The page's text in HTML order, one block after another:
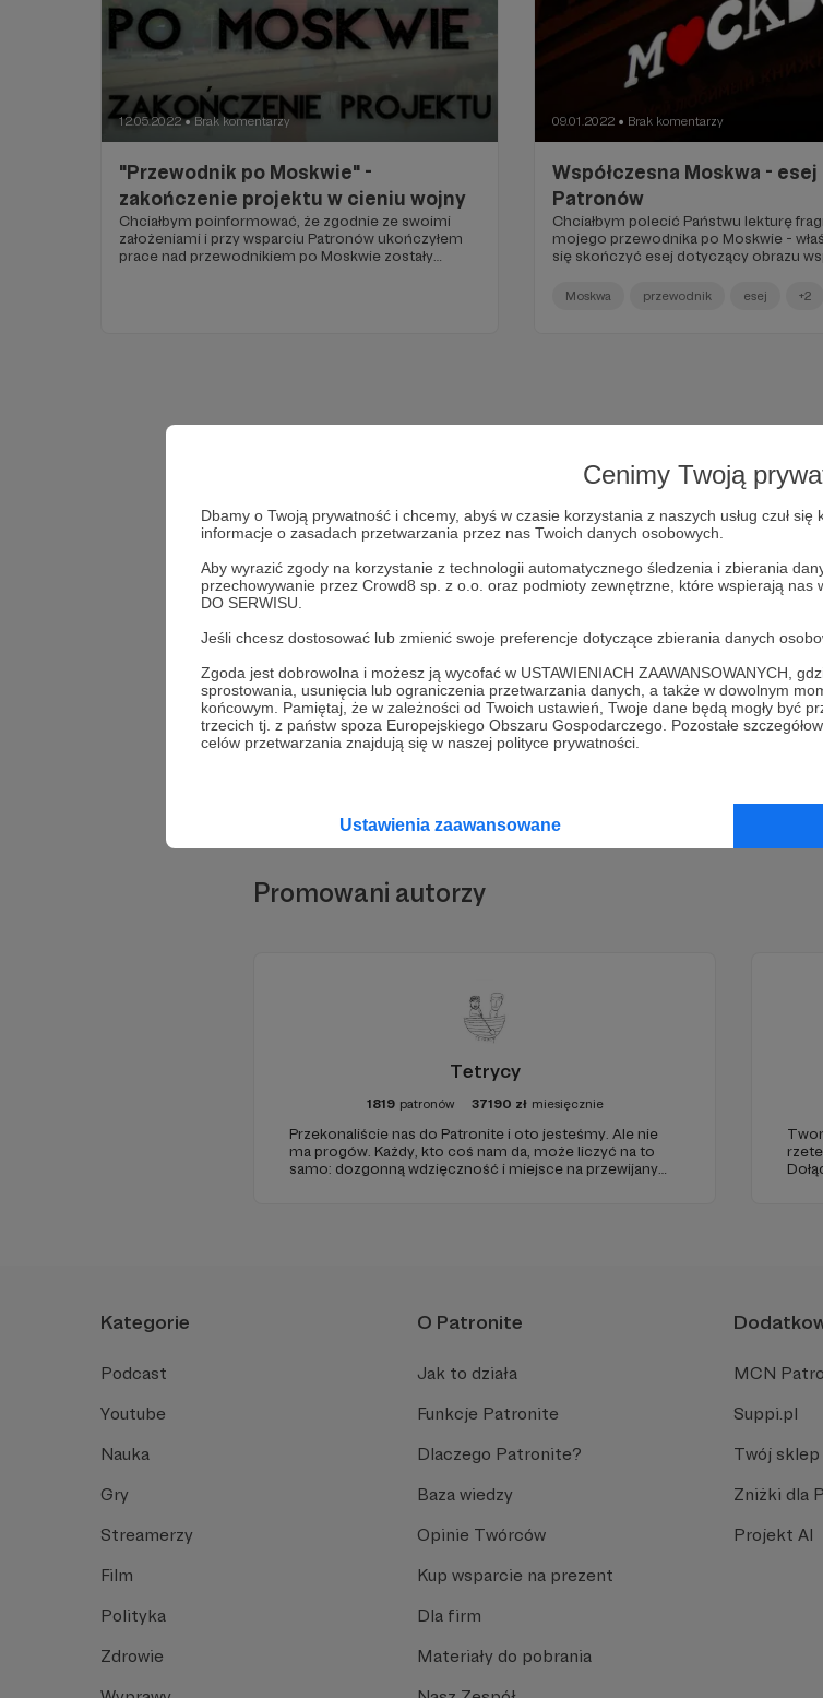
Cenimy Twoją
Dbamy o Twoją prywatność i chcemy, abyś w czasie korzystania z naszych usług czuł
informacje o zasadach przetwarzania przez nas Twoich danych osobowych.
Aby wyrazić zgody na korzystanie z technologii automatycznego śledzenia i zbierania
przechowywanie przez Crowd8 sp. z o.o. oraz podmioty zewnętrzne, które wspierają nas
DO SERWISU.
Jeśli chcesz dostosować lub zmienić swoje preferencje dotyczące zbierania danych
Zgoda jest dobrowolna i możesz ją wycofać w USTAWIENIACH ZAAWANSOWANYCH,
sprostowania, usunięcia lub ograniczenia przetwarzania danych, a także w dowolnym
końcowym. Pamiętaj, że w zależności od Twoich ustawień, Twoje dane będą mogły być
trzecich tj. z państw spoza Europejskiego Obszaru Gospodarczego. Pozostałe
celów przetwarzania znajdują się w naszej polityce prywatności.
Ustawienia zaawansowane
12.05.2022 ● Brak komentarzy
"Przewodnik po Moskwie" -
zakończenie projektu w cieniu wojny
Chciałbym poinformować, że zgodnie ze swoimi
założeniami i przy wsparciu Patronów ukończyłem
prace nad przewodnikiem po Moskwie zostały
09.01.2022 ● Brak komentarzy
Współczesna Moskwa -
Patronów
Chciałbym polecić Państwu lekturę
mojego przewodnika po Moskwie -
się skończyć esej dotyczący obrazu
jednocześnie zastrzegam, że tekst
poddawany profesjonalnej korekcie,
Moskwa przewodnik esej +2
Wesprzyj działalność AutoraWostok Podróże -
Zostań Patronem
Promowani autorzy
Tetrycy
1819 patronów 37190 zł miesięcznie
Przekonaliście nas do Patronite i oto jesteśmy. Ale nie
ma progów. Każdy, kto coś nam da, może liczyć na to
samo: dozgonną wdzięczność i miejsce na przewijanym
Kategorie
Podcast
Youtube
Nauka
Gry
Streamerzy
Film
Polityka
Zdrowie
O Patronite
Jak to działa
Funkcje Patronite
Dlaczego Patronite?
Baza wiedzy
Opinie Twórców
Kup wsparcie na prezent
Dla firm
Materiały do pobrania
MCN
Suppi.pl
Twój
Zniżki dla
Projekt AI